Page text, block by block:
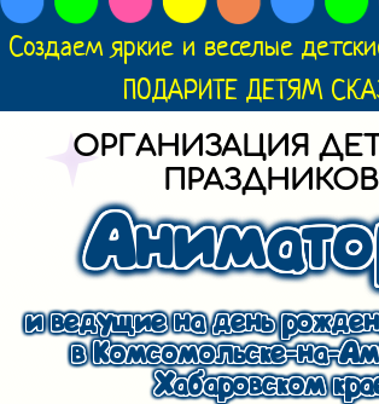
Создаем яркие и веселые
ПОДАРИТЕ ДЕТЯМ
ОРГАНИЗАЦИЯ
ПРАЗДНИКОВ
и ведущие на день
в Комсомольске-на-
Хабаровском